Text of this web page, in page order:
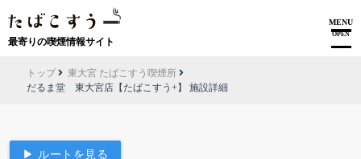
最寄りの喫煙情報サイト
MENU
OPEN
トップ
東大宮 たばこすう喫煙所
だるま堂 東大宮店【たばこすう+】 施設詳細
▶ ルートを見る